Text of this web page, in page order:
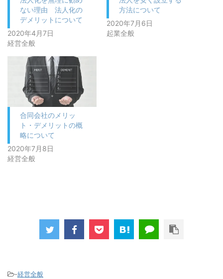
ない理由 法人化の
デメリットについて
2020年4月7日
経営全般
方法について
2020年7月6日
起業全般
合同会社のメリッ
ト・デメリットの概
略について
2020年7月8日
経営全般
-経営全般